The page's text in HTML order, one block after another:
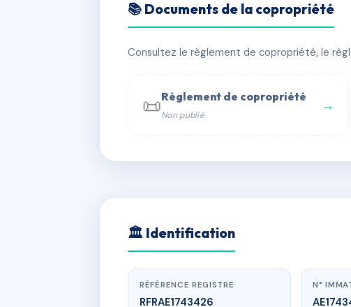
29 rue custine
📍 29 r custine 75018 Paris
📞 Contacter Syndic Digital 💬
📚 Documents de la copropriété
Consultez le règlement de copropriété, le
📜Règlement de copropriété
Non publié
→
🏛 Identification
RÉFÉRENCE REGISTRE
RFRAE1743426
N°